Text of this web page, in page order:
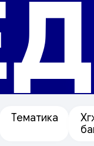
Тематика